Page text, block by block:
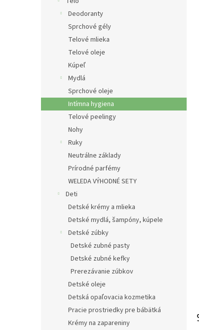
Deodoranty
Sprchové gély
Telové mlieka
Telové oleje
Kúpeľ
Mydlá
Sprchové oleje
Intímna hygiena
Telové peelingy
Nohy
Ruky
Neutrálne základy
Prírodné parfémy
WELEDA VÝHODNÉ SETY
Deti
Detské krémy a mlieka
Detské mydlá, šampóny, kúpele
Detské zúbky
Detské zubné pasty
Detské zubné kefky
Prerezávanie zúbkov
Detské oleje
Detská opaľovacia kozmetika
Pracie prostriedky pre bábätká
Krémy na zapareniny